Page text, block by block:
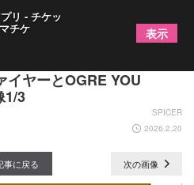
シリーズ『SPACE』4月に
ヤーとOGRE YOU
1/3
SPICER
2026.2.20
事に戻る 次の画像
リ - チケッ
チケ 表示